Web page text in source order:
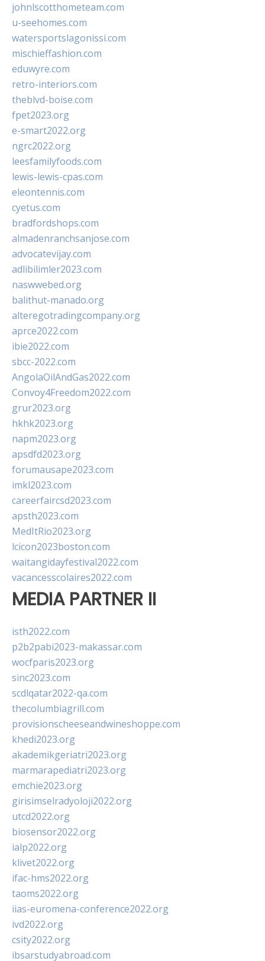
johnlscotthometeam.com
u-seehomes.com
watersportslagonissi.com
mischieffashion.com
eduwyre.com
retro-interiors.com
theblvd-boise.com
fpet2023.org
e-smart2022.org
ngrc2022.org
leesfamilyfoods.com
lewis-lewis-cpas.com
eleontennis.com
cyetus.com
bradfordshops.com
almadenranchsanjose.com
advocatevijay.com
adlibilimler2023.com
naswwebed.org
balithut-manado.org
alteregotradingcompany.org
aprce2022.com
ibie2022.com
sbcc-2022.com
AngolaOilAndGas2022.com
Convoy4Freedom2022.com
grur2023.org
hkhk2023.org
napm2023.org
apsdfd2023.org
forumausape2023.com
imkl2023.com
careerfaircsd2023.com
apsth2023.com
MedItRio2023.org
lcicon2023boston.com
waitangidayfestival2022.com
vacancesscolaires2022.com
MEDIA PARTNER II
isth2022.com
p2b2pabi2023-makassar.com
wocfparis2023.org
sinc2023.com
scdlqatar2022-qa.com
thecolumbiagrill.com
provisionscheeseandwineshoppe.com
khedi2023.org
akademikgeriatri2023.org
marmarapediatri2023.org
emchie2023.org
girisimselradyoloji2022.org
utcd2022.org
biosensor2022.org
ialp2022.org
klivet2022.org
ifac-hms2022.org
taoms2022.org
iias-euromena-conference2022.org
ivd2022.org
csity2022.org
ibsarstudyabroad.com